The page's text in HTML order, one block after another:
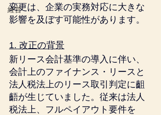
経営
変更は、企業の実務対応に大きな
影響を及ぼす可能性があります。
1. 改正の背景
新リース会計基準の導入に伴い、
会計上のファイナンス・リースと
法人税法上のリース取引判定に齟
齬が生じていました。従来は法人
税法上、フルペイアウト要件を